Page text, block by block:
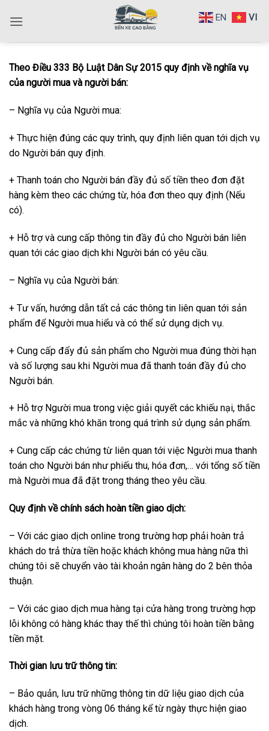
qua
Theo Điều 333 Bộ Luật Dân Sự 2015 quy định về nghĩa vụ
của người mua và người bán:
– Nghĩa vụ của Người mua:
+ Thực hiện đúng các quy trình, quy định liên quan tới dịch vụ
do Người bán quy định.
+ Thanh toán cho Người bán đầy đủ số tiền theo đơn đặt
hàng kèm theo các chứng từ, hóa đơn theo quy định (Nếu
có).
+ Hỗ trợ và cung cấp thông tin đầy đủ cho Người bán liên
quan tới các giao dịch khi Người bán có yêu cầu.
– Nghĩa vụ của Người bán:
+ Tư vấn, hướng dẫn tất cả các thông tin liên quan tới sản
phẩm để Người mua hiểu và có thể sử dụng dịch vụ.
+ Cung cấp đẩy đủ sản phẩm cho Người mua đúng thời hạn
và số lượng sau khi Người mua đã thanh toán đầy đủ cho
Người bán.
+ Hỗ trợ Người mua trong việc giải quyết các khiếu nại, thắc
mắc và những khó khăn trong quá trình sử dụng sản phẩm.
+ Cung cấp các chứng từ liên quan tới việc Người mua thanh
toán cho Người bán như phiếu thu, hóa đơn,… với tổng số tiền
mà Người mua đã đặt trong tháng theo yêu cầu.
Quy định về chính sách hoàn tiền giao dịch:
– Với các giao dịch online trong trường hơp phải hoàn trả
khách do trả thừa tiền hoặc khách không mua hàng nữa thì
chúng tôi sẽ chuyển vào tài khoản ngân hàng do 2 bên thỏa
thuận.
– Với các giao dịch mua hàng tại cửa hàng trong trường hợp
lỗi không có hàng khác thay thế thì chúng tôi hoàn tiền bằng
tiền mặt.
Thời gian lưu trữ thông tin:
– Bảo quản, lưu trữ những thông tin dữ liệu giao dịch của
khách hàng trong vòng 06 tháng kể từ ngày thực hiện giao
dịch.
EN VI